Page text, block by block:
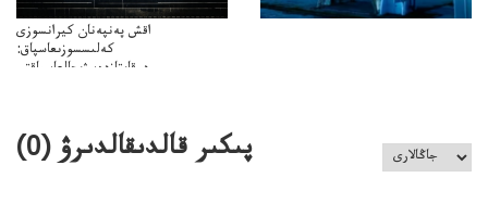
اقش پەنپەنان كيرانسوزى
كەلىسسوزىعاسپاق:
دوقايتازدەسۋىجالعاسپاقتى
پىكىر قالدىقالدىرۋ (0
)